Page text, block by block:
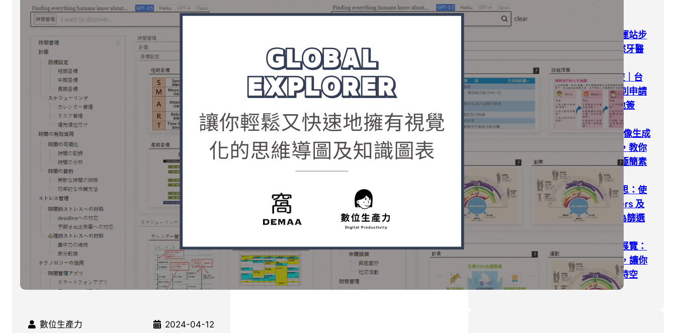
數位生產力 2024-04-12
r
高雄牙醫｜獅甲捷運站步
行6分鐘，人本自然牙醫
診所洗牙初體驗
2026斯里蘭卡旅遊｜台
灣人請注意，千萬別申請
電子簽(ETA)！落地簽
(VOA)辦理全攻略
Google Gemini 圖像生成
｜照片秒變文青風，教你
如何在圖片上新增極簡素
描
我在資料整理的反思：使
用 Apple Reminders 及
Google Tasks 作為篩選
去東京不能錯過的展覽：
teamLab Planets，讓你
進入沉浸式展覽的時空